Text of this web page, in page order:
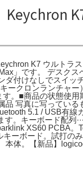
Keychron
K7 ウルトラ
」です。 デスクス
ダ付けなしでスイッ
ークロンランチャー
。■商品の状態使用
品 写真に写っている
5.1 / USB有線
。キーボード配列···
XS60 PCBA。
ーボード。試打の
本体。【新品】